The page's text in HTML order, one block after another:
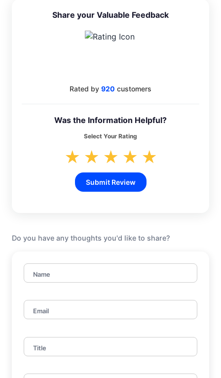
Share your Valuable Feedback
Rated by 920 customers
Was the Information Helpful?
Select Your Rating
★ ★ ★ ★ ★
Submit Review
Do you have any thoughts you'd like to share?
Name
Email
Title